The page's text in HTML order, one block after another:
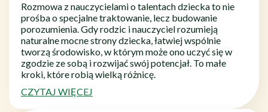
Rozmowa z nauczycielami o talentach dziecka to nie
prośba o specjalne traktowanie, lecz budowanie
porozumienia. Gdy rodzic i nauczyciel rozumieją
naturalne mocne strony dziecka, łatwiej wspólnie
tworzą środowisko, w którym może ono uczyć się w
zgodzie ze sobą i rozwijać swój potencjał. To małe
kroki, które robią wielką różnicę.
CZYTAJ WIĘCEJ